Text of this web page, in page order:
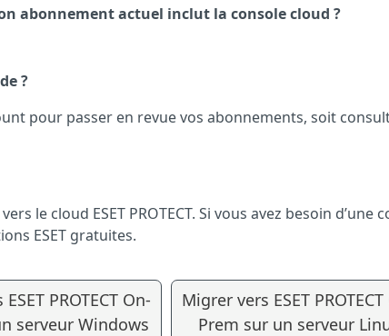
abonnement actuel inclut la console cloud ?
?
pour passer en revue vos abonnements, soit
le cloud ESET PROTECT. Si vous avez besoin
ESET gratuites.
PROTECT On-
serveur Windows
Migrer vers ESET
Prem sur un serveur